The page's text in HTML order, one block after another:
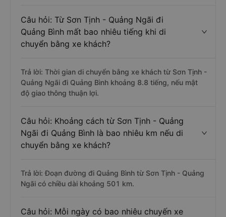
Câu hỏi: Từ Sơn Tịnh - Quảng Ngãi đi
Quảng Bình mất bao nhiêu tiếng khi di
chuyển bằng xe khách?
Trả lời: Thời gian di chuyển bằng xe khách từ Sơn Tịnh -
Quảng Ngãi đi Quảng Bình khoảng 8.8 tiếng, nếu mật
độ giao thông thuận lợi.
Câu hỏi: Khoảng cách từ Sơn Tịnh - Quảng
Ngãi đi Quảng Bình là bao nhiêu km nếu di
chuyển bằng xe khách?
Trả lời: Đoạn đường đi Quảng Bình từ Sơn Tịnh - Quảng
Ngãi có chiều dài khoảng 501 km.
Câu hỏi: Mỗi ngày có bao nhiêu chuyến xe